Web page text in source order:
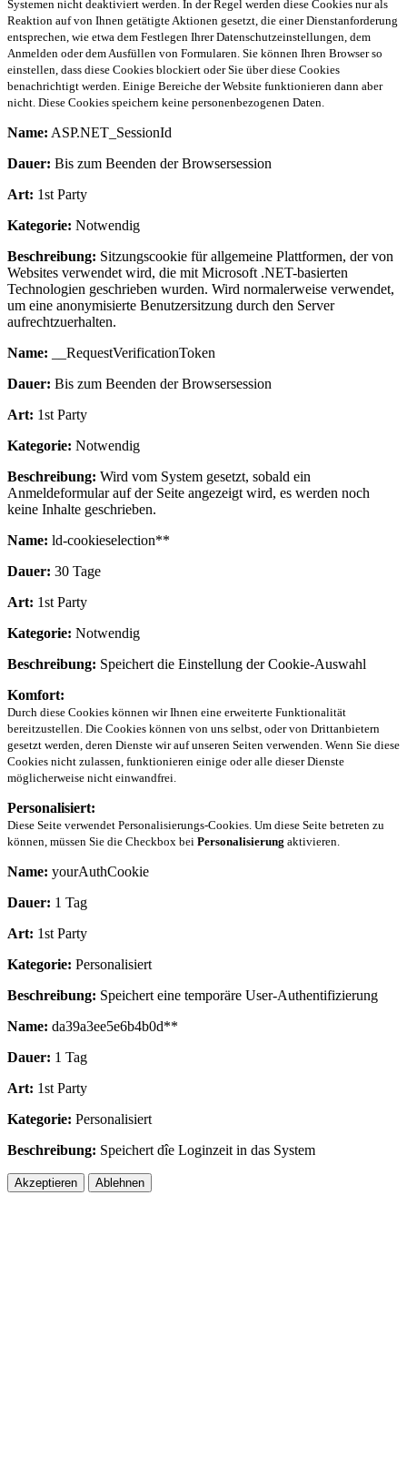
Systemen nicht deaktiviert werden. In der Regel werden diese Cookies nur als
Reaktion auf von Ihnen getätigte Aktionen gesetzt, die einer Dienstanforderung
entsprechen, wie etwa dem Festlegen Ihrer Datenschutzeinstellungen, dem
Anmelden oder dem Ausfüllen von Formularen. Sie können Ihren Browser so
einstellen, dass diese Cookies blockiert oder Sie über diese Cookies
benachrichtigt werden. Einige Bereiche der Website funktionieren dann aber
nicht. Diese Cookies speichern keine personenbezogenen Daten.
Name: ASP.NET_SessionId
Dauer: Bis zum Beenden der Browsersession
Art: 1st Party
Kategorie: Notwendig
Beschreibung: Sitzungscookie für allgemeine Plattformen, der von
Websites verwendet wird, die mit Microsoft .NET-basierten
Technologien geschrieben wurden. Wird normalerweise verwendet,
um eine anonymisierte Benutzersitzung durch den Server
aufrechtzuerhalten.
Name: __RequestVerificationToken
Dauer: Bis zum Beenden der Browsersession
Art: 1st Party
Kategorie: Notwendig
Beschreibung: Wird vom System gesetzt, sobald ein
Anmeldeformular auf der Seite angezeigt wird, es werden noch
keine Inhalte geschrieben.
Name: ld-cookieselection**
Dauer: 30 Tage
Art: 1st Party
Kategorie: Notwendig
Beschreibung: Speichert die Einstellung der Cookie-Auswahl
Komfort:
Durch diese Cookies können wir Ihnen eine erweiterte Funktionalität
bereitzustellen. Die Cookies können von uns selbst, oder von Drittanbietern
gesetzt werden, deren Dienste wir auf unseren Seiten verwenden. Wenn Sie diese
Cookies nicht zulassen, funktionieren einige oder alle dieser Dienste
möglicherweise nicht einwandfrei.
Personalisiert:
Diese Seite verwendet Personalisierungs-Cookies. Um diese Seite betreten zu
können, müssen Sie die Checkbox bei Personalisierung aktivieren.
Name: yourAuthCookie
Dauer: 1 Tag
Art: 1st Party
Kategorie: Personalisiert
Beschreibung: Speichert eine temporäre User-Authentifizierung
Name: da39a3ee5e6b4b0d**
Dauer: 1 Tag
Art: 1st Party
Kategorie: Personalisiert
Beschreibung: Speichert dîe Loginzeit in das System
Akzeptieren Ablehnen